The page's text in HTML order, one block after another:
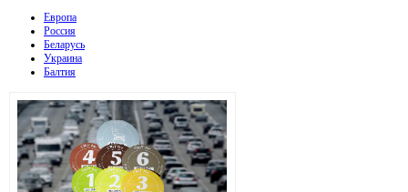
Европа
Россия
Беларусь
Украина
Балтия